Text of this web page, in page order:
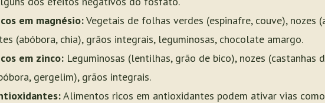
em magnésio:Vegetais de folhas verdes (espinafre, couve), nozes
(abóbora, chia), grãos integrais, leguminosas, chocolate amargo.
em zinco: Leguminosas (lentilhas, grão de bico), nozes (castanhas
gergelim), grãos integrais.
Alimentos ricos em antioxidantes podem ativar vias